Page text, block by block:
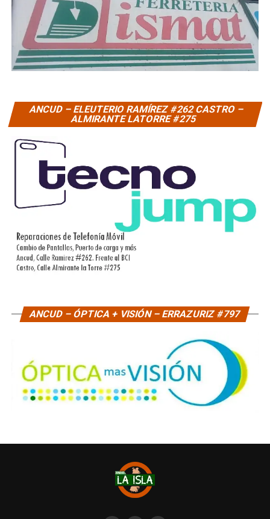
ANCUD – ELEUTERIO RAMÍREZ #262 CASTRO –
ALMIRANTE LATORRE #275
ANCUD – ÓPTICA + VISIÓN – ERRAZURIZ #797